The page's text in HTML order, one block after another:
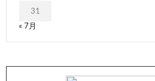
31
« 7月